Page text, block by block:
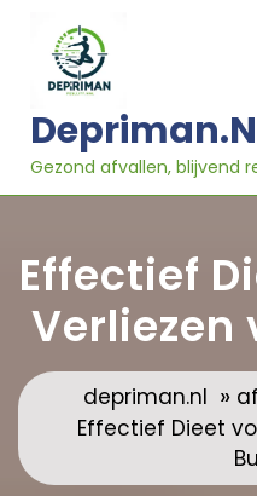
inhoud
Gezond afvallen, blijvend
Effectief
Verliezen
depriman.nl » af
Effectief Dieet